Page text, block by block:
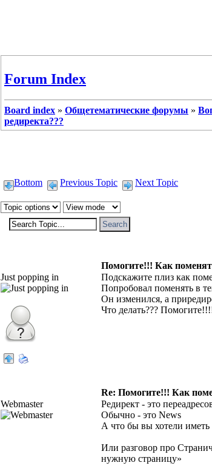
Forum Index
Board index » Общетематические форумы »
редиректа???
Bottom Previous Topic Next Topic
Помогите!!! Как
Just popping in
Подскажите плиз как
Попробовал поменять в
Он изменился, а
Что делать???
Re: Помогите!!! Как
Webmaster
Редирект - это
Обычно - это News
А что бы вы хотели иметь
Или разговор про
нужную страницу»